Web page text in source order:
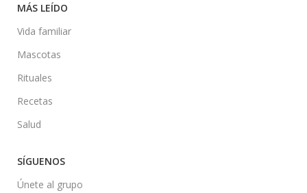
MÁS LEÍDO
Vida familiar
Mascotas
Rituales
Recetas
Salud
SÍGUENOS
Únete al grupo